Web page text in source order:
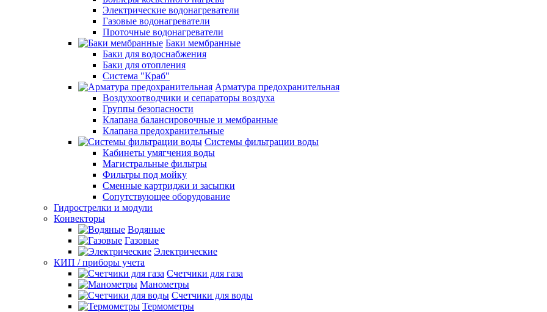
Электрические водонагреватели
Газовые водонагреватели
Проточные водонагреватели
Баки мембранные
Баки для водоснабжения
Баки для отопления
Система "Краб"
Арматура предохранительная
Воздухоотводчики и сепараторы воздуха
Группы безопасности
Клапана балансировочные и мембранные
Клапана предохранительные
Системы фильтрации воды
Кабинеты умягчения воды
Магистральные фильтры
Фильтры под мойку
Сменные картриджи и засыпки
Сопутствующее оборудование
Гидрострелки и модули
Конвекторы
Водяные
Газовые
Электрические
КИП / приборы учета
Счетчики для газа
Манометры
Счетчики для воды
Термометры